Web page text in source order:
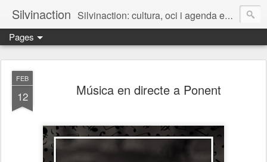
Silvinaction Silvinaction: cultura, oci i agenda en acció pel públic adult a Lleida
Pages
FEB
12 Música en directe a Ponent